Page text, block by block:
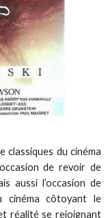
classiques du cinéma
de revoir de
aussi l’occasion de
cinéma côtoyant le
réalité se rejoignant